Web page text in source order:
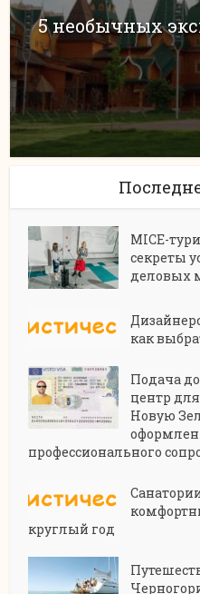
5 необычных
MICE-
секреты
деловых
как
Подача
центр
Новую
профессионального
круглый год